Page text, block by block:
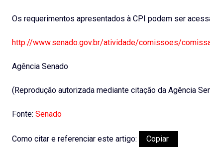
Os requerimentos apresentados à CPI podem ser
http://www.senado.gov.br/atividade/comissoes/
Agência Senado
(Reprodução autorizada mediante citação da Agência
Fonte: Senado
Como citar e referenciar este artigo:
Copiar